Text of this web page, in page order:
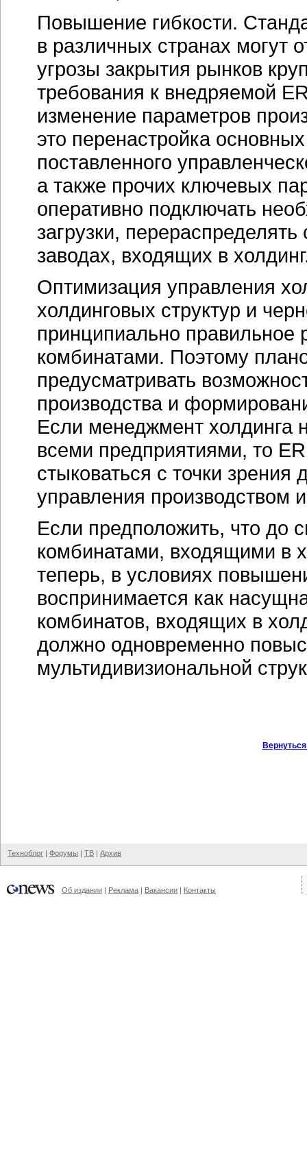
Повышение гибкости.
в различных странах могут
угрозы закрытия рынков
требования к внедряемой
изменение параметров
это перенастройка
поставленного
а также прочих ключевых
оперативно подключать
загрузки,
заводах, входящих в
Оптимизация управления
холдинговых структур и
принципиально правильное
комбинатами. Поэтому
предусматривать
производства и
Если менеджмент холдинга
всеми предприятиями, то
стыковаться с точки
управления производством
Если предположить, что до
комбинатами, входящими в
теперь, в условиях
воспринимается как
комбинатов, входящих в
должно одновременно
мультидивизиональной
Техноблог | Форумы | ТВ | Архив
Об издании | Реклама | Вакансии | Контакты